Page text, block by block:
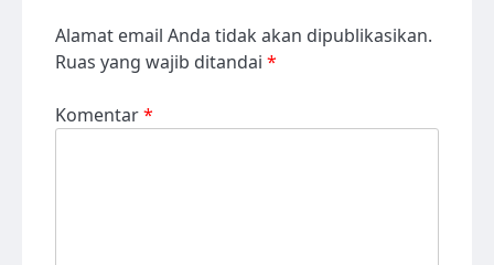
Alamat email Anda tidak akan dipublikasikan.
Ruas yang wajib ditandai *
Komentar*